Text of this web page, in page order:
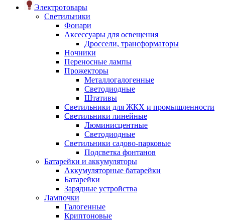
Электротовары
Светильники
Фонари
Аксессуары для освещения
Дроссели, трансформаторы
Ночники
Переносные лампы
Прожекторы
Металлогалогенные
Светодиодные
Штативы
Светильники для ЖКХ и промышленности
Светильники линейные
Люминисцентные
Светодиодные
Светильники садово-парковые
Подсветка фонтанов
Батарейки и аккумуляторы
Аккумуляторные батарейки
Батарейки
Зарядные устройства
Лампочки
Галогенные
Криптоновые